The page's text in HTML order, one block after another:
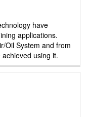
have
applications.
Oil System and from
using it.